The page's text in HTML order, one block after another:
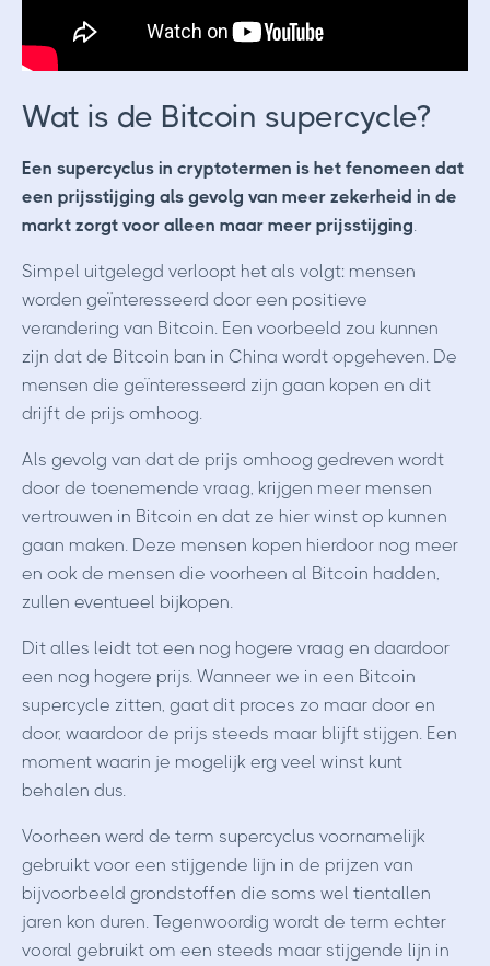
Wat is de Bitcoin supercycle?
Een supercyclus in cryptotermen is het fenomeen dat
een prijsstijging als gevolg van meer zekerheid in de
markt zorgt voor alleen maar meer prijsstijging
Simpel uitgelegd verloopt het als volgt: mensen
worden geïnteresseerd door een positieve
verandering van Bitcoin. Een voorbeeld zou kunnen
zijn dat de Bitcoin ban in China wordt opgeheven. De
mensen die geïnteresseerd zijn gaan kopen en dit
drijft de prijs omhoog.
Als gevolg van dat de prijs omhoog gedreven wordt
door de toenemende vraag, krijgen meer mensen
vertrouwen in Bitcoin en dat ze hier winst op kunnen
gaan maken. Deze mensen kopen hierdoor nog meer
en ook de mensen die voorheen al Bitcoin hadden,
zullen eventueel bijkopen.
Dit alles leidt tot een nog hogere vraag en daardoor
een nog hogere prijs. Wanneer we in een Bitcoin
supercycle zitten, gaat dit proces zo maar door en
door, waardoor de prijs steeds maar blijft stijgen. Een
moment waarin je mogelijk erg veel winst kunt
behalen dus.
Voorheen werd de term supercyclus voornamelijk
gebruikt voor een stijgende lijn in de prijzen van
bijvoorbeeld grondstoffen die soms wel tientallen
jaren kon duren. Tegenwoordig wordt de term echter
vooral gebruikt om een steeds maar stijgende lijn in